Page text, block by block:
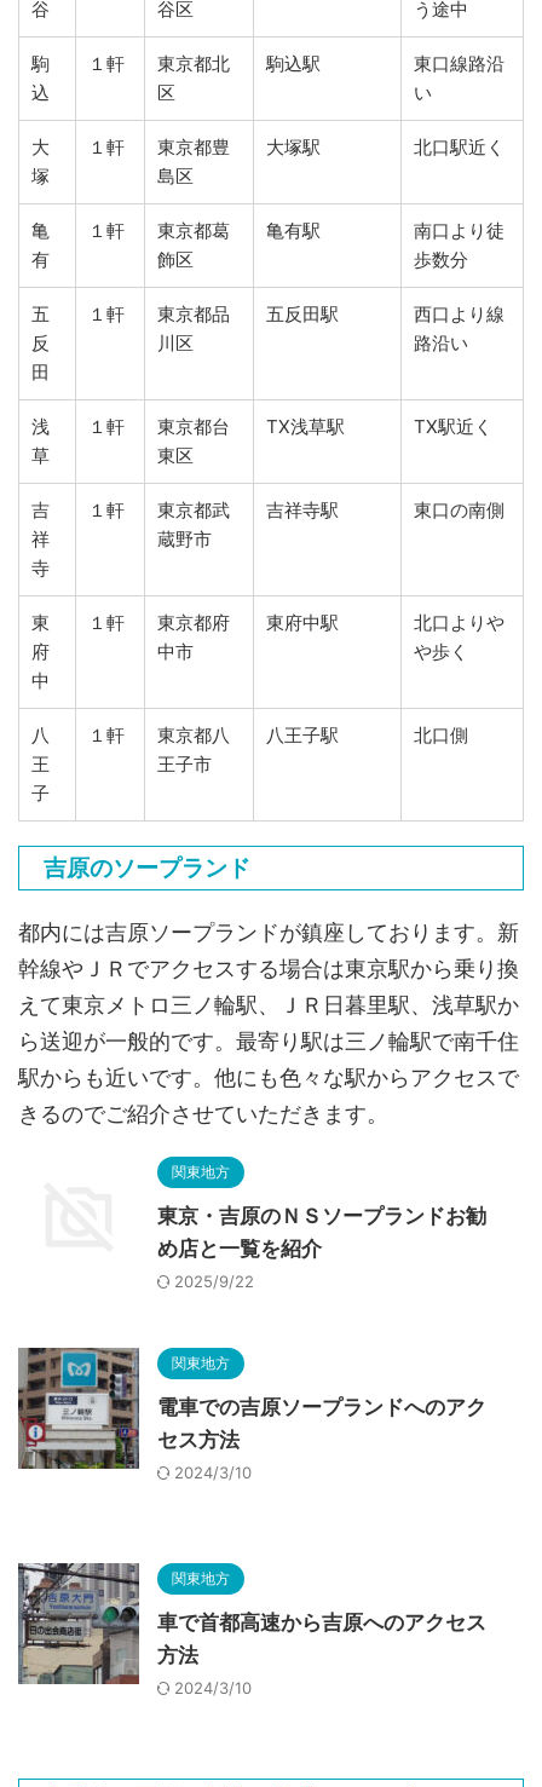
谷 谷区 う途中
駒
込
１軒
東京都北
区
駒込駅
東口線路沿
い
大
塚
１軒
東京都豊
島区
大塚駅 北口駅近く
亀
有
１軒
東京都葛
飾区
亀有駅
南口より徒
歩数分
五
反
田
１軒
東京都品
川区
五反田駅
西口より線
路沿い
浅
草
１軒
東京都台
東区
TX浅草駅 TX駅近く
吉
祥
寺
１軒
東京都武
蔵野市
吉祥寺駅 東口の南側
東
府
中
１軒
東京都府
中市
東府中駅
北口よりや
や歩く
八
王
子
１軒
東京都八
王子市
八王子駅 北口側
吉原のソープランド
都内には吉原ソープランドが鎮座しております。新
幹線やＪＲでアクセスする場合は東京駅から乗り換
えて東京メトロ三ノ輪駅、ＪＲ日暮里駅、浅草駅か
ら送迎が一般的です。最寄り駅は三ノ輪駅で南千住
駅からも近いです。他にも色々な駅からアクセスで
きるのでご紹介させていただきます。
関東地方
東京・吉原のＮＳソープランドお勧
め店と一覧を紹介
2025/9/22
関東地方
電車での吉原ソープランドへのアク
セス方法
2024/3/10
関東地方
車で首都高速から吉原へのアクセス
方法
2024/3/10